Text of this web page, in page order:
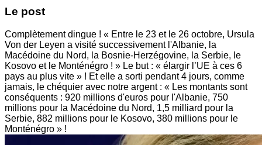
Le post
Complètement dingue ! « Entre le 23 et le 26 octobre, Ursula
Von der Leyen a visité successivement l'Albanie, la
Macédoine du Nord, la Bosnie-Herzégovine, la Serbie, le
Kosovo et le Monténégro ! » Le but : « élargir l’UE à ces 6
pays au plus vite » ! Et elle a sorti pendant 4 jours, comme
jamais, le chéquier avec notre argent : « Les montants sont
conséquents : 920 millions d'euros pour l'Albanie, 750
millions pour la Macédoine du Nord, 1,5 milliard pour la
Serbie, 882 millions pour le Kosovo, 380 millions pour le
Monténégro » !